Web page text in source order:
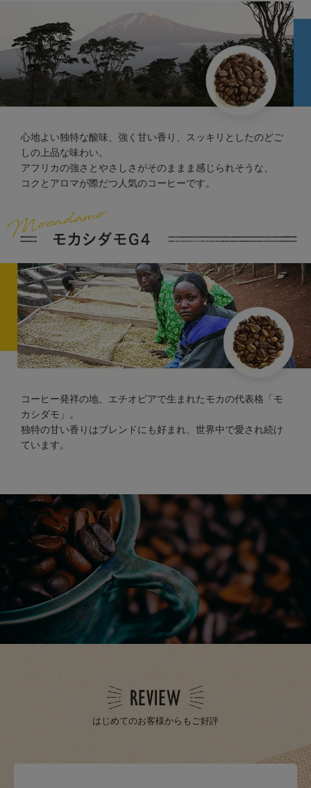
心地よい独特な酸味、強く甘い香り、スッキリとしたのどご
しの上品な味わい。
アフリカの強さとやさしさがそのままま感じられそうな、
コクとアロマが際だつ人気のコーヒーです。
コーヒー発祥の地、エチオピアで生まれたモカの代表格「モ
カシダモ」。
独特の甘い香りはブレンドにも好まれ、世界中で愛され続け
ています。
はじめてのお客様からもご好評